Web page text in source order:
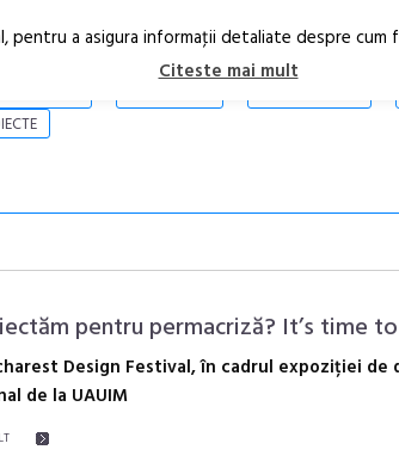
pentru permacriză? It’s time
Design Festival, în cadrul expoziției de
de la UAUIM
a asigura informaţii detaliate despre
Citeste mai mult